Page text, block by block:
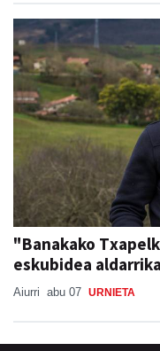
"Banakako
eskubidea
Aiurri abu 07 URNIETA